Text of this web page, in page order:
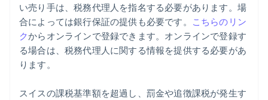
い売り手は、税務代理人を指名する必要があります。場
合によっては銀行保証の提供も必要です。 こちらのリン
クからオンラインで登録できます。オンラインで登録す
る場合は、税務代理人に関する情報を提供する必要があ
ります。
スイスの課税基準額を超過し、罰金や追徴課税が発生す